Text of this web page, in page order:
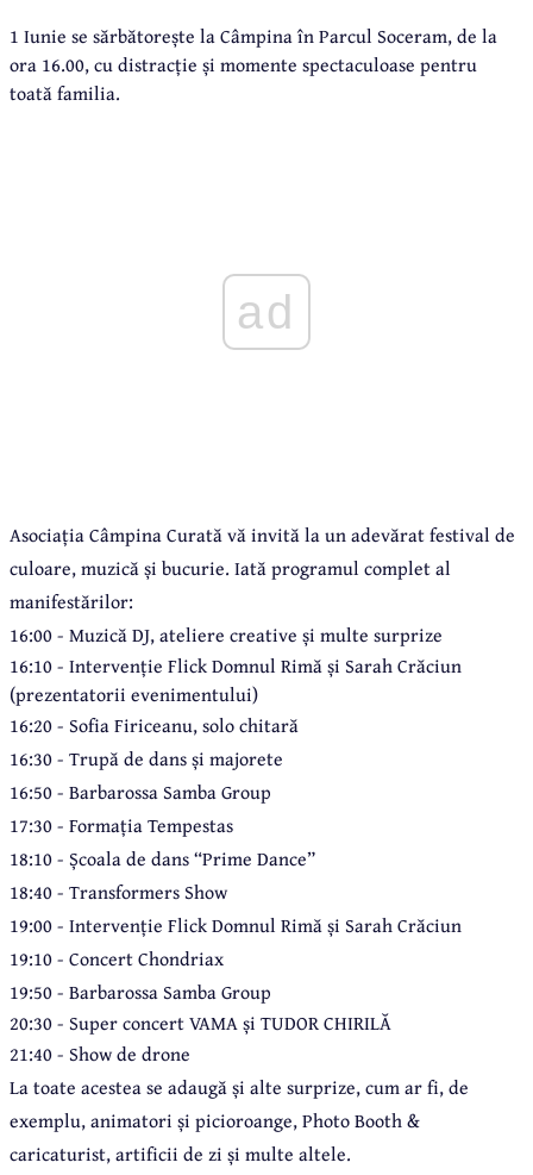
1 Iunie se sărbătorește la Câmpina în Parcul Soceram, de la
ora 16.00, cu distracție și momente spectaculoase pentru
toată familia.
ad
Asociația Câmpina Curată vă invită la un adevărat festival de
culoare, muzică și bucurie. Iată programul complet al
manifestărilor:
16:00 - Muzică DJ, ateliere creative și multe surprize
16:10 - Intervenție Flick Domnul Rimă și Sarah Crăciun
(prezentatorii evenimentului)
16:20 - Sofia Firiceanu, solo chitară
16:30 - Trupă de dans și majorete
16:50 - Barbarossa Samba Group
17:30 - Formația Tempestas
18:10 - Școala de dans “Prime Dance”
18:40 - Transformers Show
19:00 - Intervenție Flick Domnul Rimă și Sarah Crăciun
19:10 - Concert Chondriax
19:50 - Barbarossa Samba Group
20:30 - Super concert VAMA și TUDOR CHIRILĂ
21:40 - Show de drone
La toate acestea se adaugă și alte surprize, cum ar fi, de
exemplu, animatori și picioroange, Photo Booth &
caricaturist, artificii de zi și multe altele.